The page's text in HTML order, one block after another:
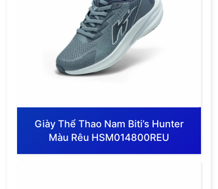
Giày Thể Thao Nam Biti’s Hunter
Màu Rêu HSM014800REU